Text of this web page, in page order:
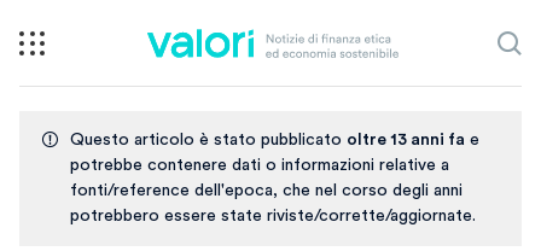
Questo articolo è stato pubblicato oltre 13 anni fa e
potrebbe contenere dati o informazioni relative a
fonti/reference dell'epoca, che nel corso degli anni
potrebbero essere state riviste/corrette/aggiornate.